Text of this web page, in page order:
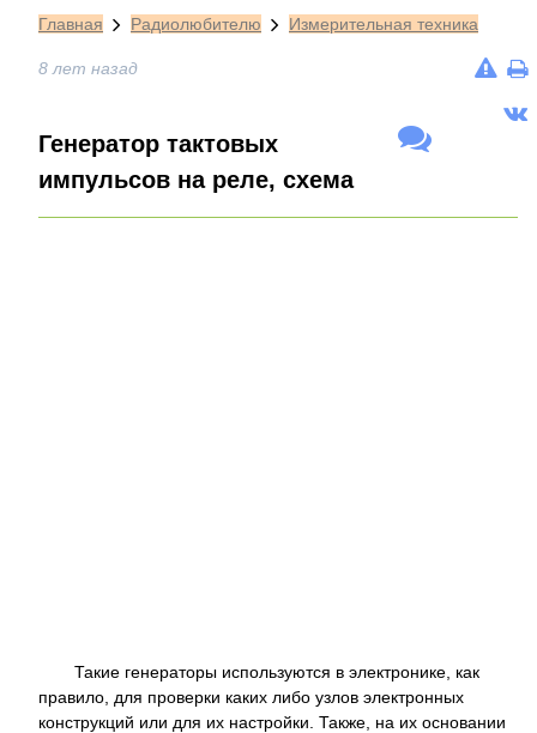
Главная Радиолюбителю Измерительная техника
8 лет назад
Генератор тактовых
импульсов на реле, схема
Такие генераторы используются в электронике, как
правило, для проверки каких либо узлов электронных
конструкций или для их настройки. Также, на их основании